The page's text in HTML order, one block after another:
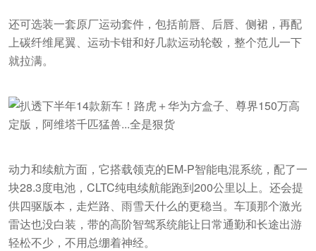
还可选装一套原厂运动套件，包括前唇、后唇、侧裙，再配
上碳纤维尾翼、运动卡钳和好几款运动轮毂，整个范儿一下
就拉满。
动力和续航方面，它搭载领克的EM-P智能电混系统，配了一
块28.3度电池，CLTC纯电续航能跑到200公里以上。还会提
供四驱版本，走烂路、雨雪天什么的更稳当。车顶那个激光
雷达也没白装，带的高阶智驾系统能让日常通勤和长途出游
轻松不少，不用总绷着神经。